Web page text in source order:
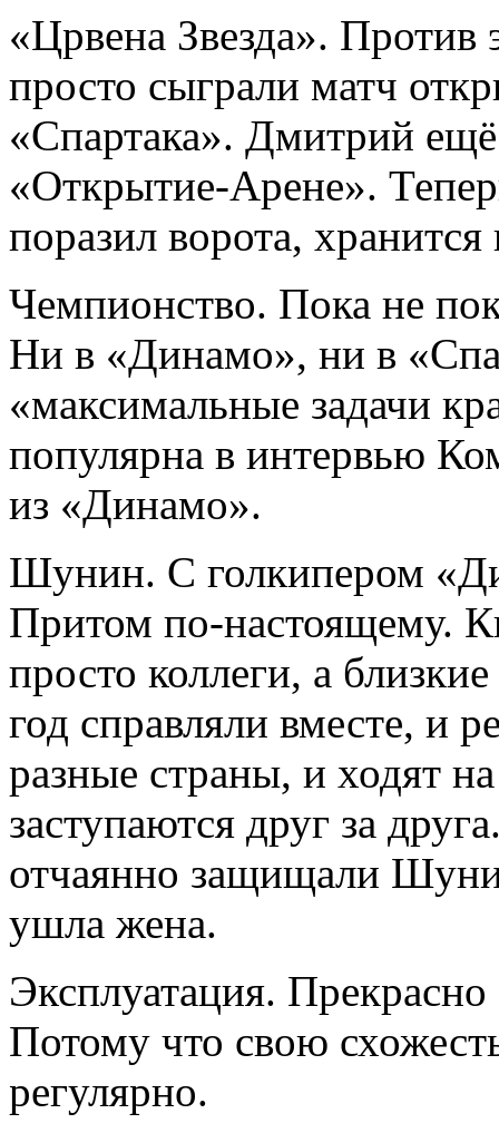
«Црвена Звезда». Против
просто сыграли матч
«Спартака». Дмитрий
«Открытие-Арене».
поразил ворота,
Чемпионство. Пока не
Ни в «Динамо», ни в
«максимальные задачи
популярна в интервью
из «Динамо».
Шунин. С голкипером
Притом по-настоящему.
просто коллеги, а
год справляли вместе, и
разные страны, и ходят
заступаются друг за
отчаянно защищали
ушла жена.
Эксплуатация.
Потому что свою
регулярно.